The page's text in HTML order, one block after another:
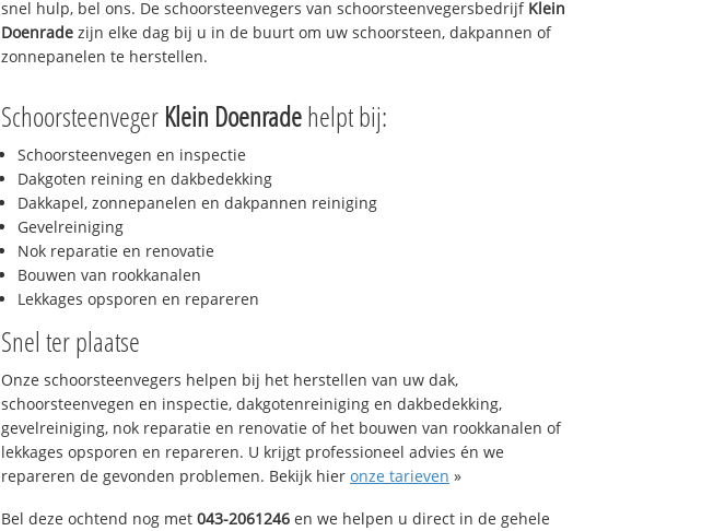
snel hulp, bel ons. De schoorsteenvegers van schoorsteenvegersbedrijf Klein
Doenrade zijn elke dag bij u in de buurt om uw schoorsteen, dakpannen of
zonnepanelen te herstellen.
Schoorsteenveger Klein Doenradehelpt bij:
Schoorsteenvegen en inspectie
Dakgoten reining en dakbedekking
Dakkapel, zonnepanelen en dakpannen reiniging
Gevelreiniging
Nok reparatie en renovatie
Bouwen van rookkanalen
Lekkages opsporen en repareren
Snel ter plaatse
Onze schoorsteenvegers helpen bij het herstellen van uw dak,
schoorsteenvegen en inspectie, dakgotenreiniging en dakbedekking,
gevelreiniging, nok reparatie en renovatie of het bouwen van rookkanalen of
lekkages opsporen en repareren. U krijgt professioneel advies én we
repareren de gevonden problemen. Bekijk hier onze tarieven »
Bel deze ochtend nog met 043-2061246 en we helpen u direct in de gehele